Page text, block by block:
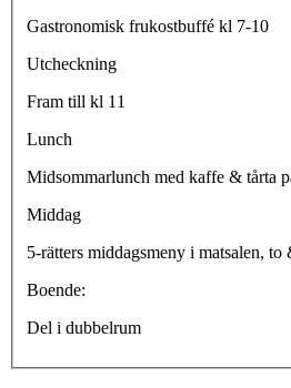
Gastronomisk frukostbuffé kl 7-10
Utcheckning
Fram till kl 11
Lunch
Midsommarlunch med kaffe & tårta
Middag
5-rätters middagsmeny i matsalen, to
Boende:
Del i dubbelrum